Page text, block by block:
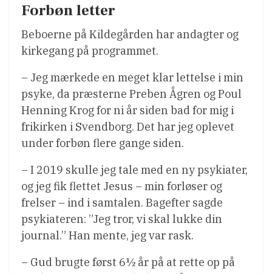
Forbøn letter
Beboerne på Kildegården har andagter og
kirkegang på programmet.
– Jeg mærkede en meget klar lettelse i min
psyke, da præsterne Preben Ågren og Poul
Henning Krog for ni år siden bad for mig i
frikirken i Svendborg. Det har jeg oplevet
under forbøn flere gange siden.
– I 2019 skulle jeg tale med en ny psykiater,
og jeg fik flettet Jesus – min forløser og
frelser – ind i samtalen. Bagefter sagde
psykiateren: ”Jeg tror, vi skal lukke din
journal.” Han mente, jeg var rask.
– Gud brugte først 6½ år på at rette op på